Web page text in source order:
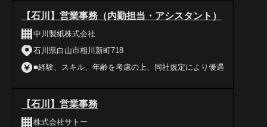
【石川】営業事務（内勤担当・アシスタント）
中川製紙株式会社
石川県白山市相川新町718
■経験、スキル、年齢を考慮の上、同社規定により優遇
【石川】営業事務
株式会社サトー